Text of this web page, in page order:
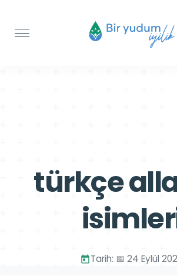
türkçe
Tarih: 📅 24 Eylül